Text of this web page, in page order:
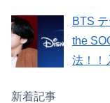
BTS
the
法！！
新着記事